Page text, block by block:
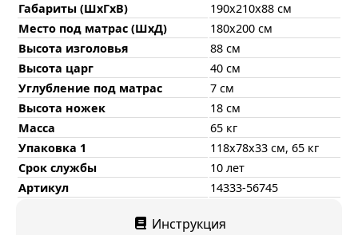
Габариты (ШхГхВ)
190х210х88 см
Место под матрас (ШхД)
180х200 см
Высота изголовья
88 см
Высота царг
40 см
Углубление под матрас
7 см
Высота ножек
18 см
Масса
65 кг
Упаковка 1
118х78х33 см, 65 кг
Срок службы
10 лет
Артикул
14333-56745
Инструкция